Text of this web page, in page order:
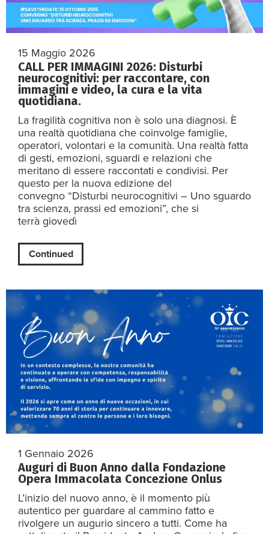
15 Maggio 2026
CALL PER IMMAGINI 2026: Disturbi
neurocognitivi: per raccontare, con
immagini e video, la cura e la vita
quotidiana.
La fragilità cognitiva non è solo una diagnosi. È
una realtà quotidiana che coinvolge famiglie,
operatori, volontari e la comunità. Una realtà fatta
di gesti, emozioni, sguardi e relazioni che
meritano di essere raccontati e condivisi. Per
questo per la nuova edizione del
convegno “Disturbi neurocognitivi – Uno sguardo
tra scienza, prassi ed emozioni”, che si
terrà giovedì
Continued
1 Gennaio 2026
Auguri di Buon Anno dalla Fondazione
Opera Immacolata Concezione Onlus
L’inizio del nuovo anno, è il momento più
autentico per guardare al cammino fatto e
rivolgere un augurio sincero a tutti. Come ha